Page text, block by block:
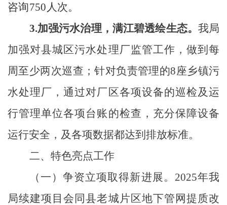
咨询750人次。
3.加强污水治理 ， 满江碧透绘生态。 我局
加强对县城区污水处理厂监管工作，做到每
周至少两次巡查；针对负责管理的8座乡镇污
水处理厂，通过对厂区各项设备的巡检及运
行管理单位各项台账的检查，充分保障设备
运行安全，及各项数据都达到排放标准。
二、特色亮点工作
（一）争资立项取得新进展。 2025年我
局续建项目会同县老城片区地下管网提质改